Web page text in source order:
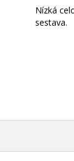
Nízká
sestava.